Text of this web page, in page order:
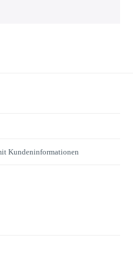
Kundeninformationen